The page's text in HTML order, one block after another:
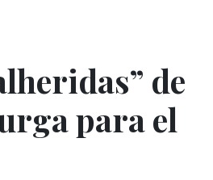
de
para el